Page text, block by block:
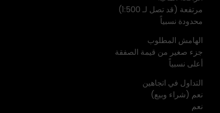
مرتفعة (قد تصل لـ 1:500)
محدودة نسبياً
الهامش المطلوب
جزء صغير من قيمة الصفقة
أعلى نسبياً
التداول في اتجاهين
نعم (شراء وبيع)
نعم